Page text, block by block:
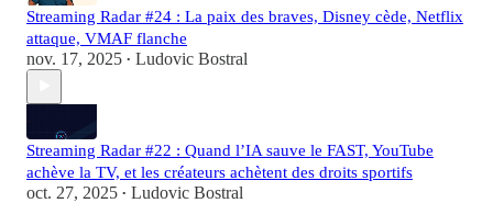
Streaming Radar #24 : La paix des braves, Disney cède, Netflix
attaque, VMAF flanche
nov. 17, 2025 • Ludovic Bostral
Streaming Radar #22 : Quand l’IA sauve le FAST, YouTube
achève la TV, et les créateurs achètent des droits sportifs
oct. 27, 2025 • Ludovic Bostral